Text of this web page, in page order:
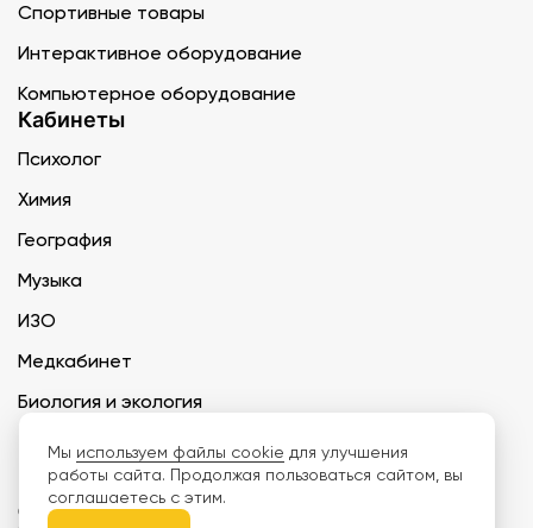
Спортивные товары
Интерактивное оборудование
Компьютерное оборудование
Кабинеты
Психолог
Химия
География
Музыка
ИЗО
Медкабинет
Биология и экология
Технология
ООО «Дети наше будущее» ИНН 6671165273 ОГРН 1216600030250 КПП
Мы используем файлы cookie для улучшения
работы сайта. Продолжая пользоваться сайтом, вы
соглашаетесь с этим.